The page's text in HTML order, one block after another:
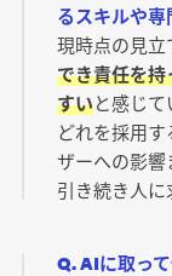
るスキルや専
現時点の見
でき責任を
すいと感じ
どれを採用
ザーへの影
引き続き人に
Q. AIに取っ